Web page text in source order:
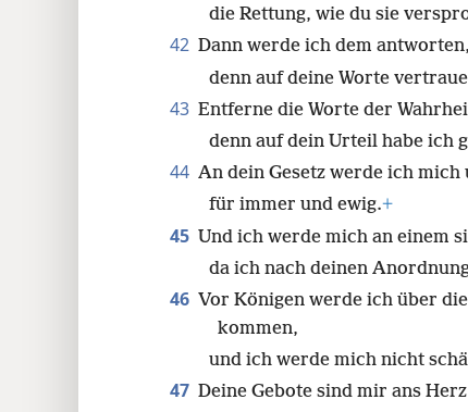
die Rettung, wie du sie
42 Dann werde ich dem
denn auf deine Worte
43 Entferne die Worte der
denn auf dein Urteil habe ich
44 An dein Gesetz werde ich mich
für immer und ewig.+
45 Und ich werde mich an einem
da ich nach deinen
46 Vor Königen werde ich über
kommen,
und ich werde mich nicht
47 Deine Gebote sind mir ans